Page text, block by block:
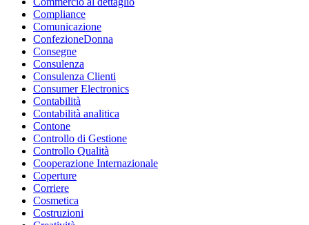
Compliance
Comunicazione
ConfezioneDonna
Consegne
Consulenza
Consulenza Clienti
Consumer Electronics
Contabilità
Contabilità analitica
Contone
Controllo di Gestione
Controllo Qualità
Cooperazione Internazionale
Coperture
Corriere
Cosmetica
Costruzioni